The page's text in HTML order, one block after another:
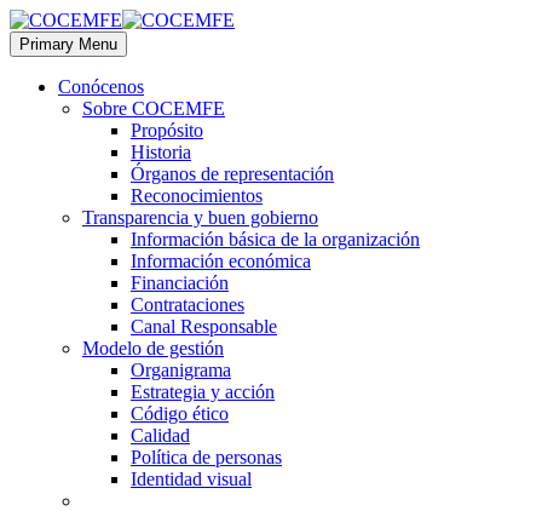
Primary Menu
Conócenos
Sobre COCEMFE
Propósito
Historia
Órganos de representación
Reconocimientos
Transparencia y buen gobierno
Información básica de la organización
Información económica
Financiación
Contrataciones
Canal Responsable
Modelo de gestión
Organigrama
Estrategia y acción
Código ético
Calidad
Política de personas
Identidad visual